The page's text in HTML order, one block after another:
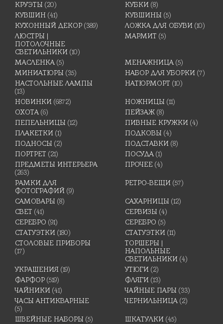
КРУЭТЫ (20) КУБКИ (8)
КУВШИН (41) КУВШИНЫ (5)
КУХОННЫЙ ДЕКОР (389) ЛОЖКА ДЛЯ ОБУВИ (10)
ЛЮСТРЫ |
ПОТОЛОЧНЫЕ
СВЕТИЛЬНИКИ (10)
МАРМИТ (5)
МАСЛЕНКА (5) МЕНАЖНИЦА (5)
МИНИАТЮРЫ (35) НАБОР ДЛЯ УБОРКИ (7)
НАСТОЛЬНЫЕ ЛАМПЫ
(13)
НАТЮРМОРТ (10)
НОВИНКИ (6872) НОЖНИЦЫ (11)
ОХОТА (6) ПЕЙЗАЖ (8)
ПЕПЕЛЬНИЦЫ (12) ПИВНЫЕ КРУЖКИ (4)
ПЛАКЕТКИ (1) ПОДКОВЫ (4)
ПОДНОСЫ (2) ПОДСТАВКИ (8)
ПОРТРЕТ (21) ПОСУДА (1)
ПРЕДМЕТЫ ИНТЕРЬЕРА
(263)
ПРОЧЕЕ (4)
РАМКИ ДЛЯ
ФОТОГРАФИЙ (9)
РЕТРО-ВЕЩИ (57)
САМОВАРЫ (8) САХАРНИЦЫ (12)
СВЕТ (41) СЕРВИЗЫ (4)
СЕРЕБРО (91) СЕРЕБРО (5)
СТАТУЭТКИ (180) СТАТУЭТКИ (11)
СТОЛОВЫЕ ПРИБОРЫ
(17)
ТОРШЕРЫ |
НАПОЛЬНЫЕ
СВЕТИЛЬНИКИ (4)
УКРАШЕНИЯ (19) УТЮГИ (2)
ФАРФОР (519) ФЛЯГИ (13)
ЧАЙНИКИ (41) ЧАЙНЫЕ ПАРЫ (33)
ЧАСЫ АНТИКВАРНЫЕ
(5)
ЧЕРНИЛЬНИЦА (2)
ШВЕЙНЫЕ НАБОРЫ (5) ШКАТУЛКИ (45)